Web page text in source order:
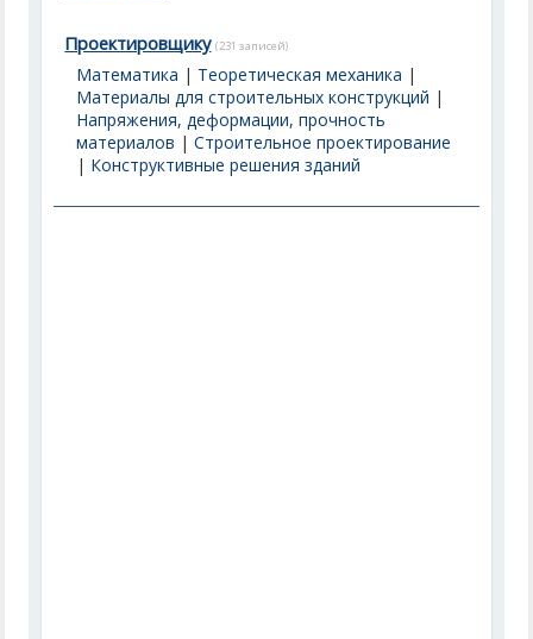
Проектировщику (231 записей)
Математика | Теоретическая механика |
Материалы для строительных конструкций |
Напряжения, деформации, прочность
материалов |Строительное проектирование
| Конструктивные решения зданий